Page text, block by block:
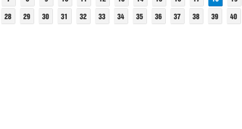
28 29 30 31 32 33 34 35 36 37 38 39 40